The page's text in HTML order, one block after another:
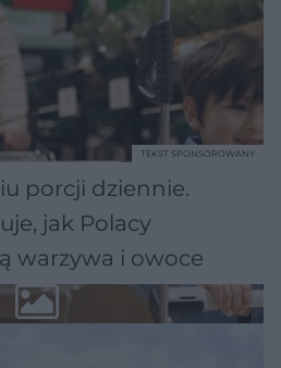
porcji dziennie.
jak Polacy
warzywa i owoce
TEKST SPONSOROWANY